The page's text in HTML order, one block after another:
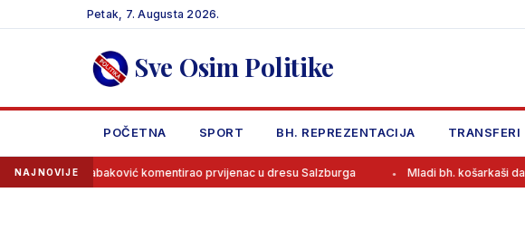
to
Petak, 7. Augusta 2026.
Sve Osim Politike
POČETNA SPORT BH. REPREZENTACIJA TRANSFERI
NAJNOVIJE
Tabaković komentirao prvijenac u dresu Salzburga Mladi bh. košarkaši danas traže